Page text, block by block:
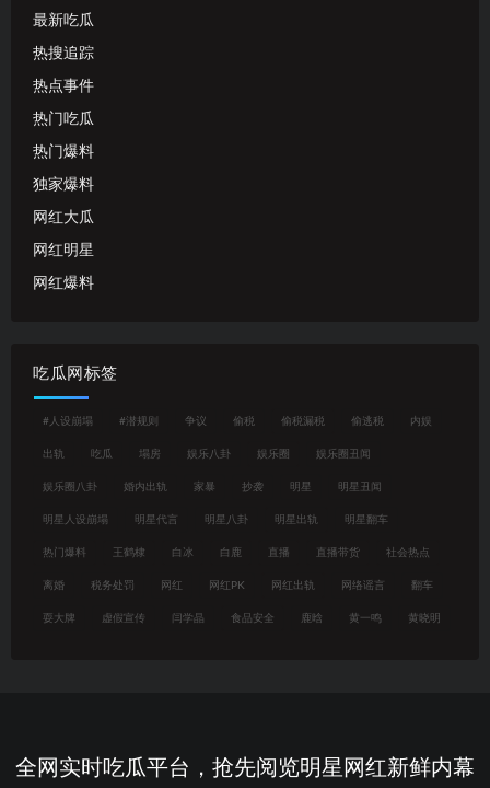
最新吃瓜
热搜追踪
热点事件
热门吃瓜
热门爆料
独家爆料
网红大瓜
网红明星
网红爆料
吃瓜网标签
#人设崩塌 #潜规则 争议 偷税 偷税漏税 偷逃税 内娱
出轨 吃瓜 塌房 娱乐八卦 娱乐圈 娱乐圈丑闻
娱乐圈八卦 婚内出轨 家暴 抄袭 明星 明星丑闻
明星人设崩塌 明星代言 明星八卦 明星出轨 明星翻车
热门爆料 王鹤棣 白冰 白鹿 直播 直播带货 社会热点
离婚 税务处罚 网红 网红PK 网红出轨 网络谣言 翻车
耍大牌 虚假宣传 闫学晶 食品安全 鹿晗 黄一鸣 黄晓明
全网实时吃瓜平台，抢先阅览明星网红新鲜内幕